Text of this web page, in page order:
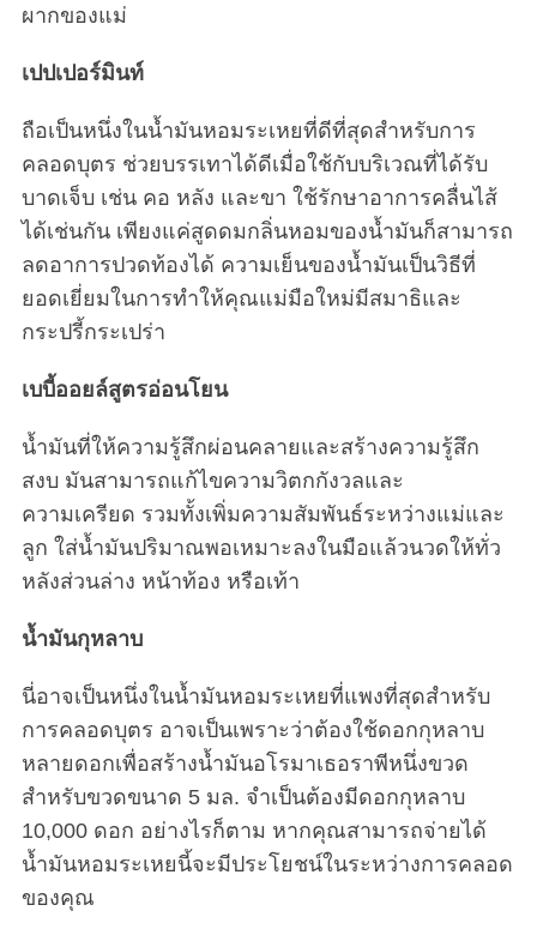
ผากของแม่
เปปเปอร์มินท์
ถือเป็นหนึ่งในน้ำมันหอมระเหยที่ดีที่สุดสำหรับการ
คลอดบุตร ช่วยบรรเทาได้ดีเมื่อใช้กับบริเวณที่ได้รับ
บาดเจ็บ เช่น คอ หลัง และขา ใช้รักษาอาการคลื่นไส้
ได้เช่นกัน เพียงแค่สูดดมกลิ่นหอมของน้ำมันก็สามารถ
ลดอาการปวดท้องได้ ความเย็นของน้ำมันเป็นวิธีที่
ยอดเยี่ยมในการทำให้คุณแม่มือใหม่มีสมาธิและ
กระปรี้กระเปร่า
เบบี้ออยล์สูตรอ่อนโยน
น้ำมันที่ให้ความรู้สึกผ่อนคลายและสร้างความรู้สึก
สงบ มันสามารถแก้ไขความวิตกกังวลและ
ความเครียด รวมทั้งเพิ่มความสัมพันธ์ระหว่างแม่และ
ลูก ใส่น้ำมันปริมาณพอเหมาะลงในมือแล้วนวดให้ทั่ว
หลังส่วนล่าง หน้าท้อง หรือเท้า
น้ำมันกุหลาบ
นี่อาจเป็นหนึ่งในน้ำมันหอมระเหยที่แพงที่สุดสำหรับ
การคลอดบุตร อาจเป็นเพราะว่าต้องใช้ดอกกุหลาบ
หลายดอกเพื่อสร้างน้ำมันอโรมาเธอราพีหนึ่งขวด
สำหรับขวดขนาด 5 มล. จำเป็นต้องมีดอกกุหลาบ
10,000 ดอก อย่างไรก็ตาม หากคุณสามารถจ่ายได้
น้ำมันหอมระเหยนี้จะมีประโยชน์ในระหว่างการคลอด
ของคุณ